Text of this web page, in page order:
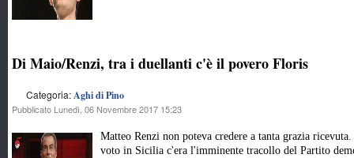
Di Maio/Renzi, tra i duellanti c'è il povero Floris
Categoria:Aghi di Pino
Pubblicato Lunedì, 06 Novembre 2017 15:23
Matteo Renzi non poteva credere a tanta grazia
voto in Sicilia c'era l'imminente tracollo del Partito